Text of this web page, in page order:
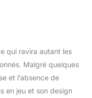
qui ravira autant les
Malgré quelques
et l’absence de
en jeu et son design